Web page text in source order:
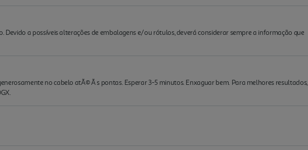
a possíveis alterações de embalagens e/ou rótulos, deverá considerar sempre a informação que
no cabelo atÃ© Ã s pontas. Esperar 3-5 minutos. Enxaguar bem. Para melhores resultados,